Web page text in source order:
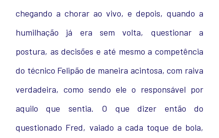
chegando a chorar ao vivo, e depois, quando a
humilhação já era sem volta, questionar a
postura, as decisões e até mesmo a competência
do técnico Felipão de maneira acintosa, com raiva
verdadeira, como sendo ele o responsável por
aquilo que sentia. O que dizer então do
questionado Fred, vaiado a cada toque de bola,